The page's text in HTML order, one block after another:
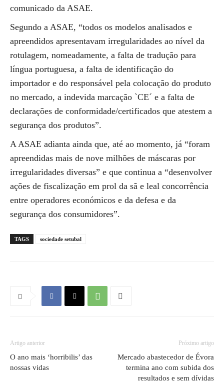
comunicado da ASAE.
Segundo a ASAE, “todos os modelos analisados e
apreendidos apresentavam irregularidades ao nível da
rotulagem, nomeadamente, a falta de tradução para
língua portuguesa, a falta de identificação do
importador e do responsável pela colocação do produto
no mercado, a indevida marcação `CE´ e a falta de
declarações de conformidade/certificados que atestem a
segurança dos produtos”.
A ASAE adianta ainda que, até ao momento, já “foram
apreendidas mais de nove milhões de máscaras por
irregularidades diversas” e que continua a “desenvolver
ações de fiscalização em prol da sã e leal concorrência
entre operadores económicos e da defesa e da
segurança dos consumidores”.
TAGS sociedade setubal
Artigo anterior
O ano mais ‘horribilis’ das
nossas vidas
Próximo artigo
Mercado abastecedor de Évora
termina ano com subida dos
resultados e sem dívidas